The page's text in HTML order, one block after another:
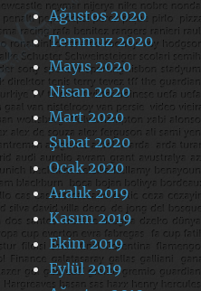
Ağustos 2020
Temmuz 2020
Mayıs 2020
Nisan 2020
Mart 2020
Şubat 2020
Ocak 2020
Aralık 2019
Kasım 2019
Ekim 2019
Eylül 2019